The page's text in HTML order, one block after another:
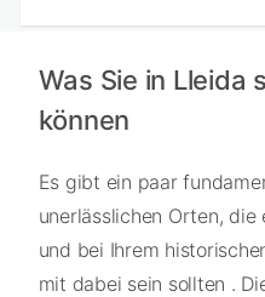
Was Sie in Lleida
können
Es gibt ein paar
unerlässlichen Orten,
und bei Ihrem
mit dabei sein sollten .